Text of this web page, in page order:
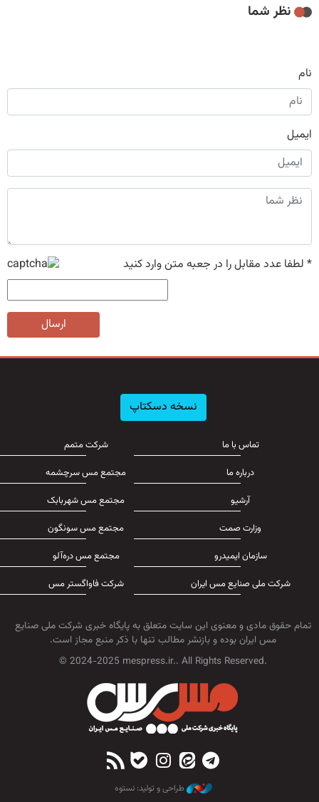
نظر شما
نام
ایمیل
* لطفا عدد مقابل را در جعبه متن وارد کنید
ارسال
نسخه دسکتاپ
تماس با ما
درباره ما
آرشیو
وزارت صمت
سازمان ایمیدرو
شرکت ملی صنایع مس ایران
شرکت متمم
مجتمع مس سرچشمه
مجتمع مس شهربابک
مجتمع مس سونگون
مجتمع مس دره‌آلو
شرکت فاواگستر مس
تمام حقوق مادی و معنوی این سایت متعلق به پایگاه خبری شرکت ملی صنایع
مس ایران بوده و بازنشر مطالب تنها با ذکر منبع مجاز است.
© 2024-2025 mespress.ir.. All Rights Reserved.
طراحی و تولید: نستوه